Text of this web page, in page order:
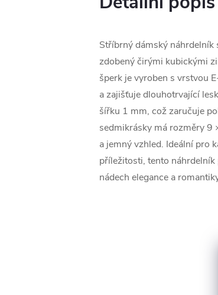
Stříbrný dámský náhrdelník
zdobený čirými kubickými
šperk je vyroben s vrstvou
a zajišťuje dlouhotrvající
šířku 1 mm, což zaručuje
sedmikrásky má rozměry 9
a jemný vzhled. Ideální pro
příležitosti, tento
nádech elegance a